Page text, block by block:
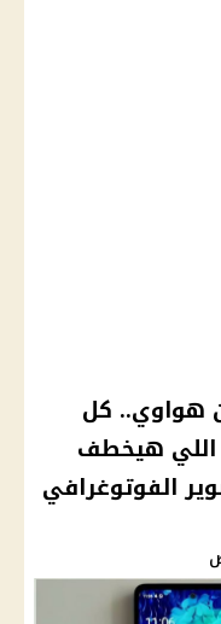
هواوي.. كل
التفاصيل عن Pura 80 Ultra اللي هيخطف
الفوتوغرافي